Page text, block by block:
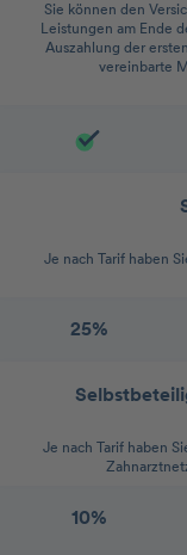
Sie können den
Leistungen am Ende
Auszahlung der
vereinbarte
Je nach Tarif haben
25%
Je nach Tarif haben
10%